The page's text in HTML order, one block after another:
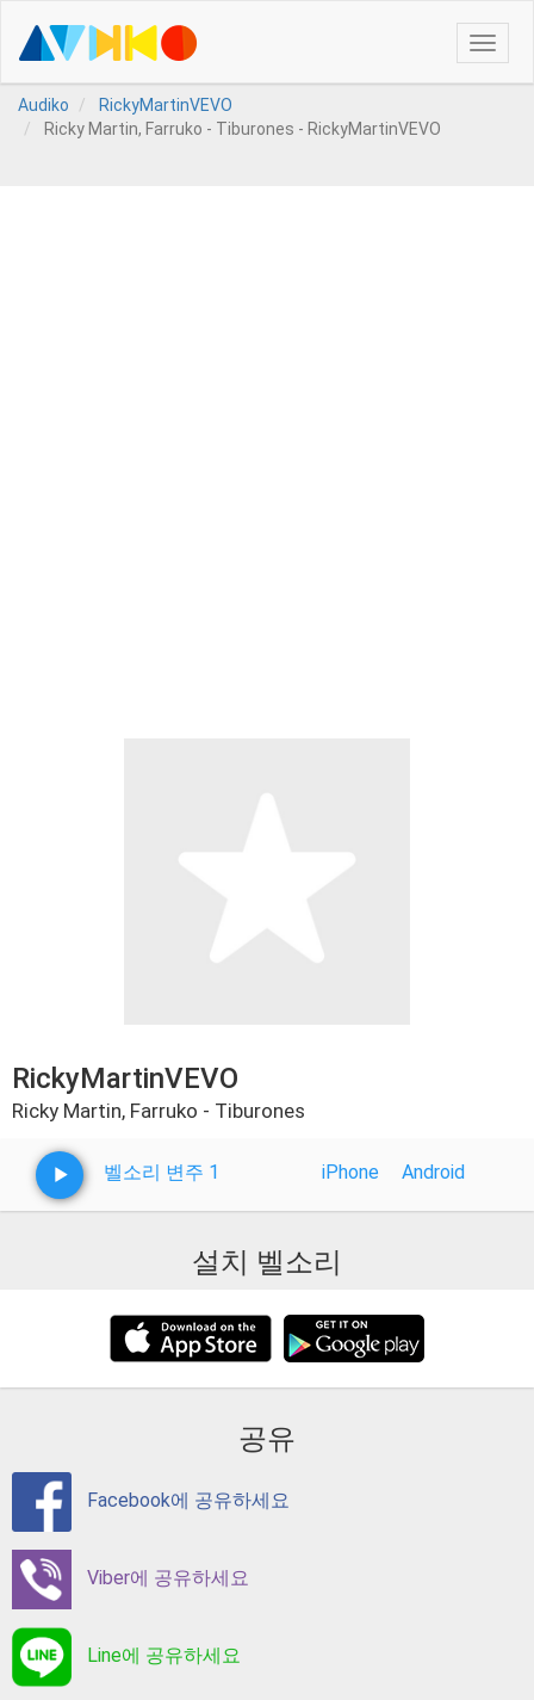
Toggle
Audiko
RickyMartinVEVO
Ricky Martin, Farruko - Tiburones - RickyMartinVEVO
RickyMartinVEVO
Ricky Martin, Farruko - Tiburones
벨소리 변주 1 iPhone Android
설치 벨소리
공유
Facebook에 공유하세요
Viber에 공유하세요
Line에 공유하세요